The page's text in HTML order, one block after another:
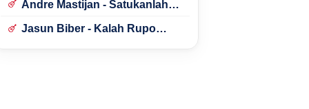
Andre Mastijan - Satukanlah
Jasun Biber - Kalah Rupo